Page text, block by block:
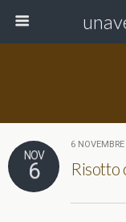
NOV
6
6
Risotto